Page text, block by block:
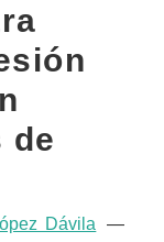
de
Dávila